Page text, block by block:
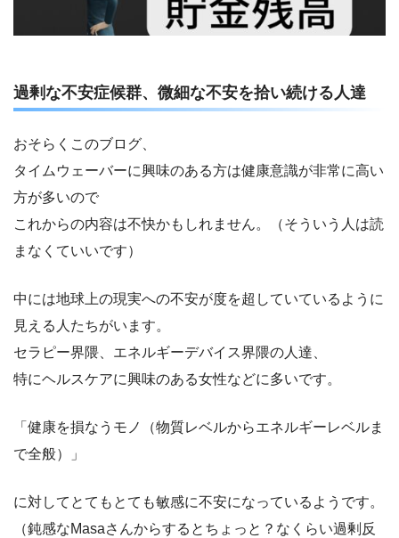
過剰な不安症候群、微細な不安を拾い続ける人達
おそらくこのブログ、
タイムウェーバーに興味のある方は健康意識が非常に高い
方が多いので
これからの内容は不快かもしれません。（そういう人は読
まなくていいです）
中には地球上の現実への不安が度を超していているように
見える人たちがいます。
セラピー界隈、エネルギーデバイス界隈の人達、
特にヘルスケアに興味のある女性などに多いです。
「健康を損なうモノ（物質レベルからエネルギーレベルま
で全般）」
に対してとてもとても敏感に不安になっているようです。
（鈍感なMasaさんからするとちょっと？なくらい過剰反